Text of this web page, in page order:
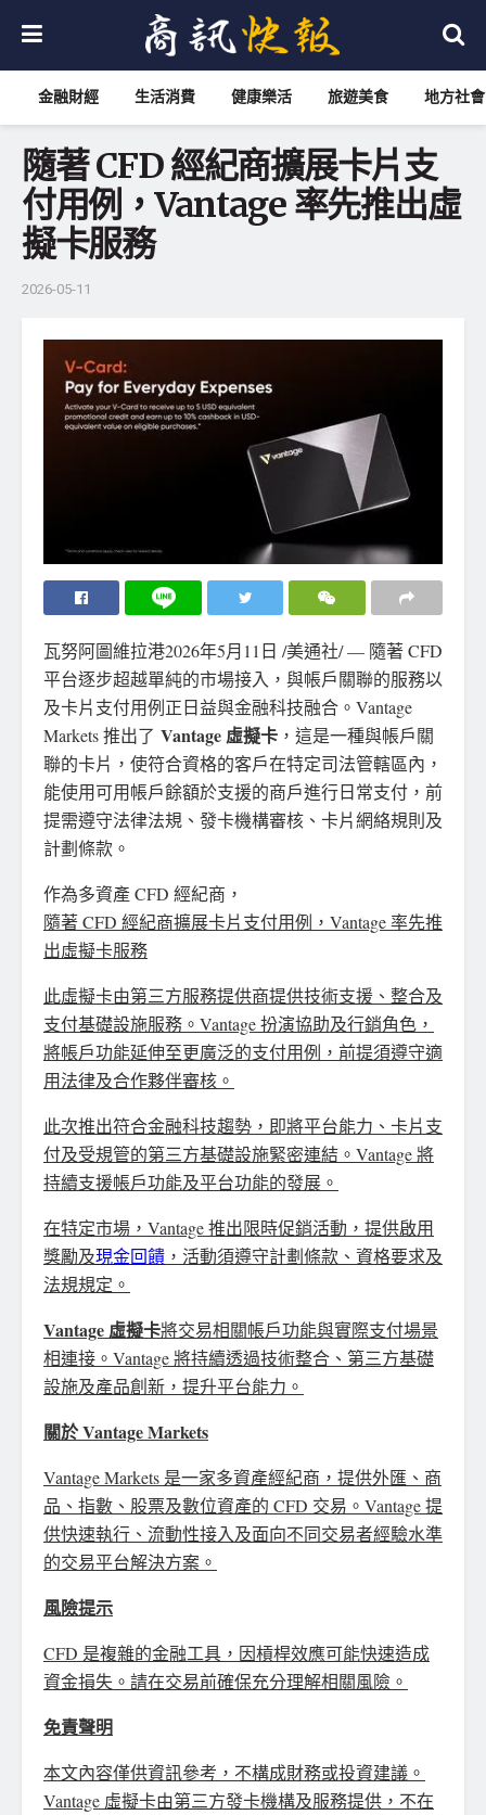
金融財經 生活消費 健康樂活 旅遊美食 地方社會
隨著 CFD 經紀商擴展卡片支
付用例，Vantage 率先推出虛
擬卡服務
2026-05-11
瓦努阿圖維拉港2026年5月11日 /美通社/ — 隨著 CFD
平台逐步超越單純的市場接入，與帳戶關聯的服務以
及卡片支付用例正日益與金融科技融合。Vantage
Markets 推出了 Vantage 虛擬卡 ，這是一種與帳戶關
聯的卡片，使符合資格的客戶在特定司法管轄區內，
能使用可用帳戶餘額於支援的商戶進行日常支付，前
提需遵守法律法規、發卡機構審核、卡片網絡規則及
計劃條款。
作為多資產 CFD 經紀商，
隨著 CFD 經紀商擴展卡片支付用例，Vantage 率先推
出虛擬卡服務
此虛擬卡由第三方服務提供商提供技術支援、整合及
支付基礎設施服務。Vantage 扮演協助及行銷角色，
將帳戶功能延伸至更廣泛的支付用例，前提須遵守適
用法律及合作夥伴審核。
此次推出符合金融科技趨勢，即將平台能力、卡片支
付及受規管的第三方基礎設施緊密連結。Vantage 將
持續支援帳戶功能及平台功能的發展。
在特定市場，Vantage 推出限時促銷活動，提供啟用
獎勵及現金回饋 ，活動須遵守計劃條款、資格要求及
法規規定。
Vantage 虛擬卡將交易相關帳戶功能與實際支付場景
相連接。Vantage 將持續透過技術整合、第三方基礎
設施及產品創新，提升平台能力。
關於 Vantage Markets
Vantage Markets 是一家多資產經紀商，提供外匯、商
品、指數、股票及數位資產的 CFD 交易。Vantage 提
供快速執行、流動性接入及面向不同交易者經驗水準
的交易平台解決方案。
風險提示
CFD 是複雜的金融工具，因槓桿效應可能快速造成
資金損失。請在交易前確保充分理解相關風險。
免責聲明
本文內容僅供資訊參考，不構成財務或投資建議。
Vantage 虛擬卡由第三方發卡機構及服務提供，不在